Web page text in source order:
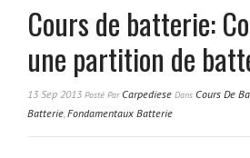
Cours de batterie:
une partition de
13 Sep 2013 Posté ParCarpediese Dans Cours De
Batterie Fondamentaux Batterie